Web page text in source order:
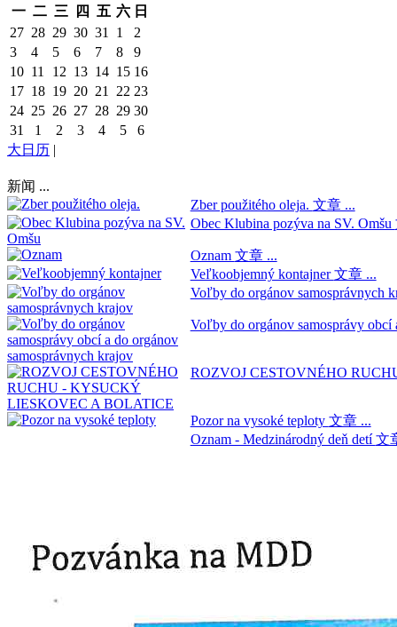
一 二 三 四 五 六 日
27 28 29 30 31 1
2
3
4 5 6 7 8
9
10 11 12 13 14 15 16
17 18 19 20 21 22 23
24 25 26 27 28 29 30
31
1 2 3 4 5
6
大日历 |
新闻 ...
Zber použitého oleja. 文章 ...
Obec Klubina pozýva na SV. Omšu
Oznam 文章 ...
Veľkoobjemný kontajner文章 ...
Voľby do orgánov samosprávnych
Voľby do orgánov samosprávy
ROZVOJ CESTOVNÉHO
Pozor na vysoké teploty 文章 ...
Oznam - Medzinárodný deň detí文